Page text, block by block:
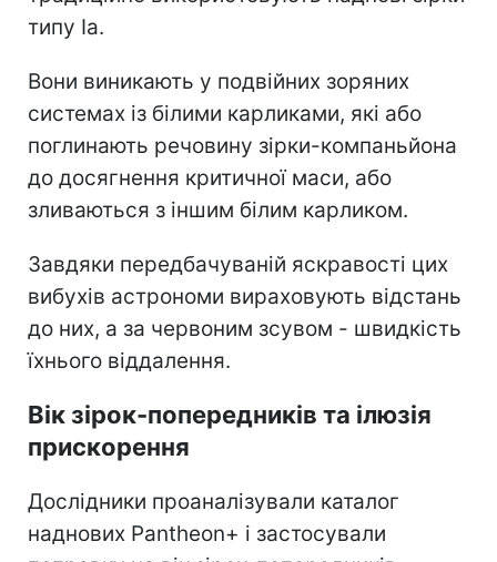
типу Ia.
Вони виникають у подвійних зоряних
системах із білими карликами, які або
поглинають речовину зірки-компаньйона
до досягнення критичної маси, або
зливаються з іншим білим карликом.
Завдяки передбачуваній яскравості цих
вибухів астрономи вираховують відстань
до них, а за червоним зсувом - швидкість
їхнього віддалення.
Вік зірок-попередників та ілюзія
прискорення
Дослідники проаналізували каталог
наднових Pantheon+ і застосували